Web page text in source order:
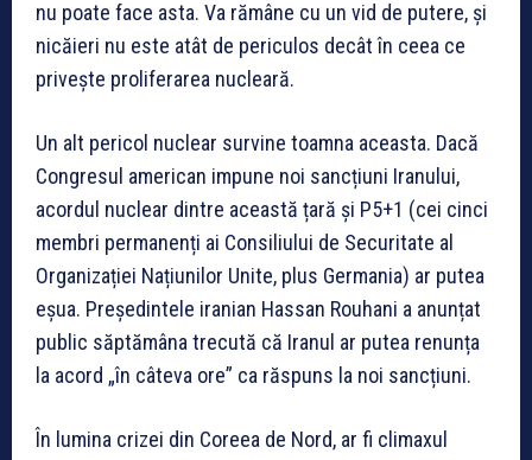
nu poate face asta. Va rămâne cu un vid de putere, și
nicăieri nu este atât de periculos decât în ceea ce
privește proliferarea nucleară.
Un alt pericol nuclear survine toamna aceasta. Dacă
Congresul american impune noi sancțiuni Iranului,
acordul nuclear dintre această țară și P5+1 (cei cinci
membri permanenți ai Consiliului de Securitate al
Organizației Națiunilor Unite, plus Germania) ar putea
eșua. Președintele iranian Hassan Rouhani a anunțat
public săptămâna trecută că Iranul ar putea renunța
la acord „în câteva ore” ca răspuns la noi sancțiuni.
În lumina crizei din Coreea de Nord, ar fi climaxul